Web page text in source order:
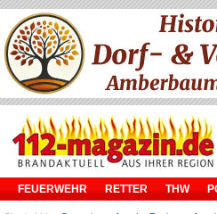
FEUERWEHR RETTER THW